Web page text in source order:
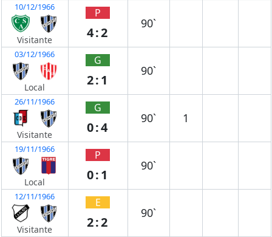
10/12/1966
Visitante
P
4:2
90`
03/12/1966
Local
G
2:1
90`
26/11/1966
Visitante
G
0:4
90` 1
19/11/1966
Local
P
0:1
90`
12/11/1966
Visitante
E
2:2
90`